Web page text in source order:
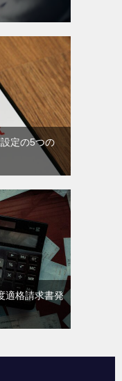
定の5つの
適格請求書発